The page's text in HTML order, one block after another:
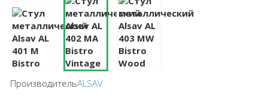
ПроизводительALSAV